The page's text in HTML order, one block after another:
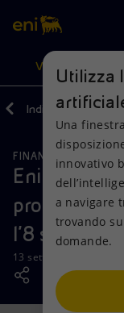
Cerca
scopri EnergIA
artificiale.
VISIONE
Visione
Mission e valori
Persone e
Net Zero
Azioni
Tecnologie per
Collaborazioni
Prodotti
Casa
Imprese
Mobilità
Indietro Media
FINANZA,
Eni:
proprie nel
l’8
13 settembre 2023 -
Utilizza
Una
innovativo
a navigare
trovando
domande.